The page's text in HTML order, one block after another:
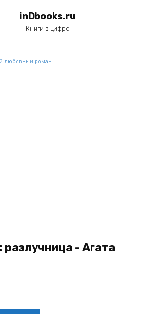
inDbooks.ru
Книги в цифре
любовный роман
- Агата